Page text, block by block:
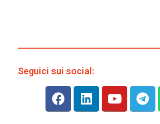
Seguici sui social: